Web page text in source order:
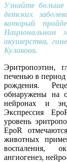
Узнайте больше
детских
который
Национальном
акушерства,
Кулакова.
Эритропоэтин,
печенью в период
рождения.
обнаружены на
нейронах и
Экспрессия
уровень
EpoR
животных
воспаления,
ангиогенез,